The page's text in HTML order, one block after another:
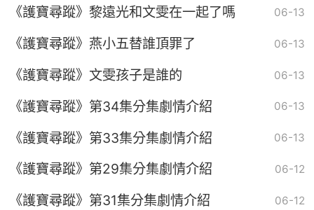
《護寶尋蹤》黎遠光和文雯在一起了嗎 06-13
《護寶尋蹤》燕小五替誰頂罪了 06-13
《護寶尋蹤》文雯孩子是誰的 06-13
《護寶尋蹤》第34集分集劇情介紹 06-13
《護寶尋蹤》第33集分集劇情介紹 06-13
《護寶尋蹤》第29集分集劇情介紹 06-12
《護寶尋蹤》第31集分集劇情介紹 06-12